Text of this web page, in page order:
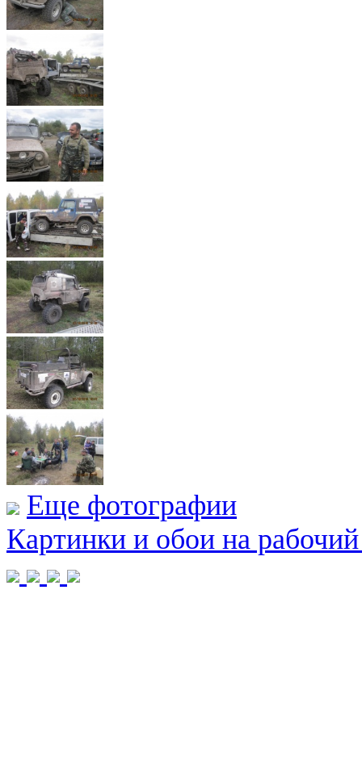
Еще фотографии
Картинки и обои на